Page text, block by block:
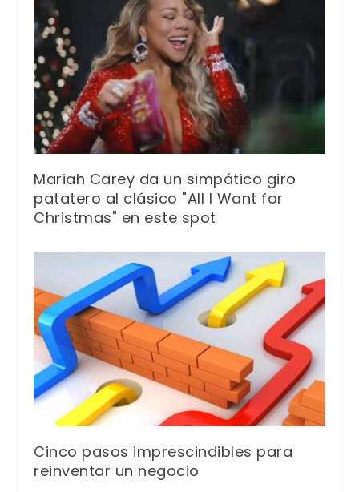
Mariah Carey da un simpático giro
patatero al clásico "All I Want for
Christmas" en este spot
Cinco pasos imprescindibles para
reinventar un negocio